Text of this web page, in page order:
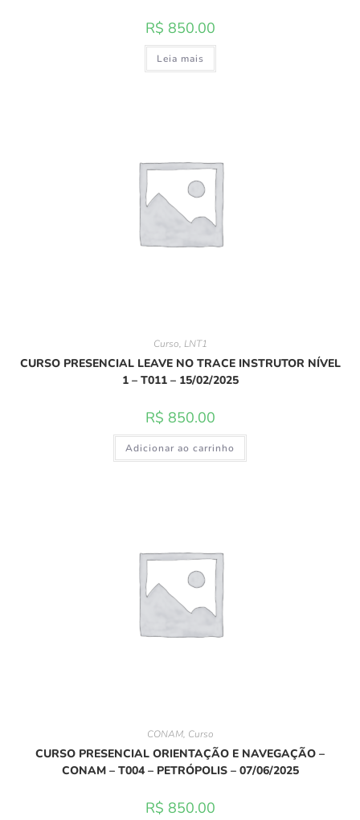
R$ 850.00
Leia mais
Curso, LNT1
CURSO PRESENCIAL LEAVE NO TRACE INSTRUTOR NÍVEL
1 – T011 – 15/02/2025
R$ 850.00
Adicionar ao carrinho
CONAM, Curso
CURSO PRESENCIAL ORIENTAÇÃO E NAVEGAÇÃO –
CONAM – T004 – PETRÓPOLIS – 07/06/2025
R$ 850.00